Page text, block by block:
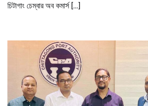
চিটাগাং চেম্বার অব কমার্স […]